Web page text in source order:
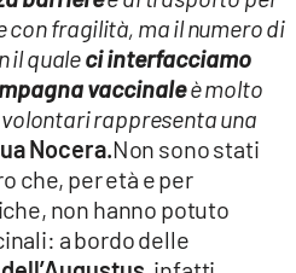
con fragilità, ma il numero di
il qualeci interfacciamo
vaccinaleè molto
volontari rappresenta una
Nocera.Non sono stati
che, per età e per
non hanno potuto
a bordo delle